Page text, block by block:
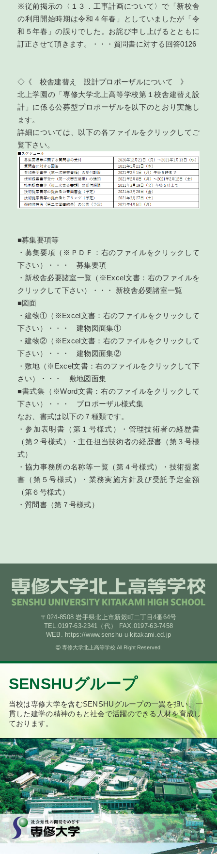
※従前掲示の〈１３．工事計画について〉で「新校舎
の利用開始時期は令和４年春」としていましたが「令
和５年春」の誤りでした。お詫び申し上げるとともに
訂正させて頂きます。・・・ 質問書に対する回答0126
◇《 校舎建替え 設計プロポーザルについて 》
北上学園の「専修大学北上高等学校第１校舎建替え設
計」に係る公募型プロポーザルを以下のとおり実施し
ます。
詳細については、以下の各ファイルをクリックしてご
覧下さい。
■募集要項等
・募集要項（※ＰＤＦ：右のファイルをクリックして
下さい）・・・募集要項
・新校舎必要諸室一覧（※Excel文書：右のファイルを
クリックして下さい）・・・ 新校舎必要諸室一覧
■図面
・建物①（※Excel文書：右のファイルをクリックして
下さい）・・・建物図面集①
・建物②（※Excel文書：右のファイルをクリックして
下さい）・・・建物図面集②
・敷地（※Excel文書：右のファイルをクリックして下
さい）・・・ 敷地図面集
■書式集（※Word文書：右のファイルをクリックして
下さい）・・・ プロポーザル様式集
なお、書式は以下の７種類です。
・参加表明書（第１号様式）・管理技術者の経歴書
（第２号様式）・主任担当技術者の経歴書（第３号様
式）
・協力事務所の名称等一覧（第４号様式）・技術提案
書（第５号様式）・業務実施方針及び受託予定金額
（第６号様式）
・質問書（第７号様式）
〒024-8508 岩手県北上市新穀町二丁目4番64号
TEL.0197-63-2341（代） FAX.0197-63-7458
WEB. https://www.senshu-u-kitakami.ed.jp
専修大学北上高等学校 All Right Reserved.
SENSHUグループ
当校は専修大学を含むSENSHUグループの一翼を担い、 一
貫した建学の精神のもと社会で活躍のできる人材を育成し
ております。